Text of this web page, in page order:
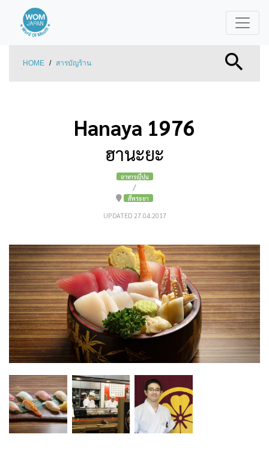
HOME / สารบัญร้าน
Hanaya 1976
ฮานะยะ
อาหารญี่ปุ่น
/
สี่พระยา
UPDATED 27.04.2017